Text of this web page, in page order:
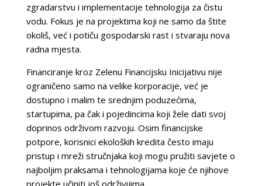
zgradarstvu i implementacije tehnologija za čistu
vodu. Fokus je na projektima koji ne samo da štite
okoliš, već i potiču gospodarski rast i stvaraju nova
radna mjesta.
Financiranje kroz Zelenu Financijsku Inicijativu nije
ograničeno samo na velike korporacije, već je
dostupno i malim te srednjim poduzećima,
startupima, pa čak i pojedincima koji žele dati svoj
doprinos održivom razvoju. Osim financijske
potpore, korisnici ekoloških kredita često imaju
pristup i mreži stručnjaka koji mogu pružiti savjete o
najboljim praksama i tehnologijama koje će njihove
projekte učiniti još održivijima.